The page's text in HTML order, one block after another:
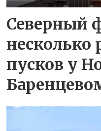
Северный
несколько
пусков у